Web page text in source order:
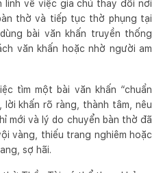
về việc gia chủ thay đổi nơi
thờ và tiếp tục thờ phụng tại
bài văn khấn truyền thống
văn khấn hoặc nhờ người am
tìm một bài văn khấn “chuẩn
lời khấn rõ ràng, thành tâm, nêu
mới và lý do chuyển bàn thờ đã
vàng, thiếu trang nghiêm hoặc
sợ hãi.